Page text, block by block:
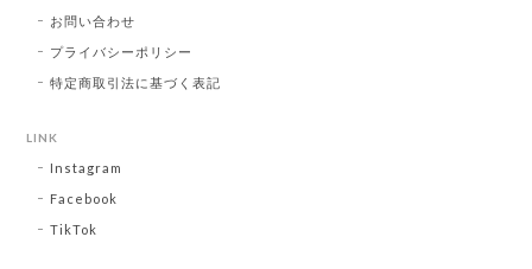
お問い合わせ
プライバシーポリシー
特定商取引法に基づく表記
LINK
Instagram
Facebook
TikTok